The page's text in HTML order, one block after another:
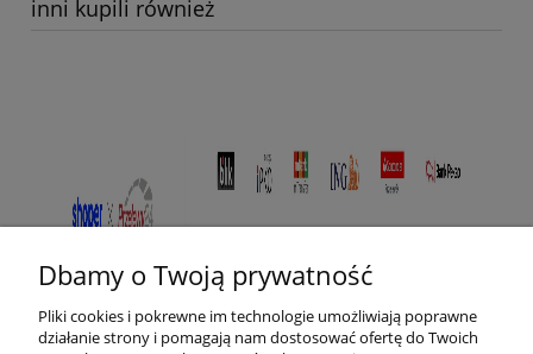
inni kupili również
Dbamy o Twoją prywatność
Pliki cookies i pokrewne im technologie umożliwiają poprawne
działanie strony i pomagają nam dostosować ofertę do Twoich